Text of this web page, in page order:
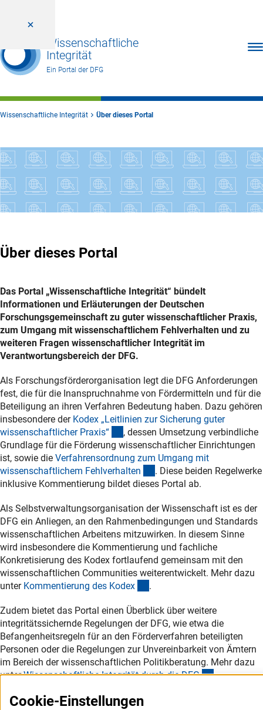
Wissenschaftliche
Integrität
Ein Portal der DFG
Wissenschaftliche Integrität Über dieses Portal
Über dieses Portal
Das Portal „Wissenschaftliche Integrität“ bündelt
Informationen und Erläuterungen der Deutschen
Forschungsgemeinschaft zu guter wissenschaftlicher Praxis,
zum Umgang mit wissenschaftlichem Fehlverhalten und zu
weiteren Fragen wissenschaftlicher Integrität im
Verantwortungsbereich der DFG.
Als Forschungsförderorganisation legt die DFG Anforderungen
fest, die für die Inanspruchnahme von Fördermitteln und für die
Beteiligung an ihren Verfahren Bedeutung haben. Dazu gehören
insbesondere der Kodex „Leitlinien zur Sicherung guter
wissenschaftlicher Praxis“ (interner Link)
, dessen Umsetzung verbindliche
Grundlage für die Förderung wissenschaftlicher Einrichtungen
ist, sowie die Verfahrensordnung zum Umgang mit
wissenschaftlichem Fehlverhalten (interner Link)
. Diese beiden Regelwerke
inklusive Kommentierung bildet dieses Portal ab.
Als Selbstverwaltungsorganisation der Wissenschaft ist es der
DFG ein Anliegen, an den Rahmenbedingungen und Standards
wissenschaftlichen Arbeitens mitzuwirken. In diesem Sinne
wird insbesondere die Kommentierung und fachliche
Konkretisierung des Kodex fortlaufend gemeinsam mit den
wissenschaftlichen Communities weiterentwickelt. Mehr dazu
unter Kommentierung des Kodex (interner Link)
.
Zudem bietet das Portal einen Überblick über weitere
integritätssichernde Regelungen der DFG, wie etwa die
Befangenheitsregeln für an den Förderverfahren beteiligten
Personen oder die Regelungen zur Unvereinbarkeit von Ämtern
im Bereich der wissenschaftlichen Politikberatung. Mehr dazu
unterWissenschaftliche Integrität durch die DFG (interner
.
Cookie-Einstellungen